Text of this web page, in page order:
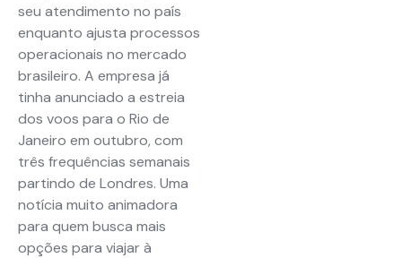
seu atendimento no país
enquanto ajusta processos
operacionais no mercado
brasileiro. A empresa já
tinha anunciado a estreia
dos voos para o Rio de
Janeiro em outubro, com
três frequências semanais
partindo de Londres. Uma
notícia muito animadora
para quem busca mais
opções para viajar à